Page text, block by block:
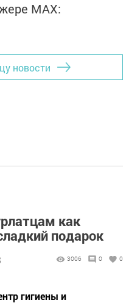
MАХ:
новости
как
подарок
3006 0 0
гигиены и